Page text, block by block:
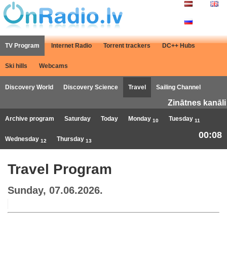
TV Program Internet Radio Torrent trackers DC++ Hubs
Ski hills Webcams
Discovery World Discovery Science Travel Sailing Channel
Zinātnes kanāli
Archive program Saturday Today Monday 10 Tuesday 11
Wednesday 12 Thursday 13
00:08
Travel Program
Sunday, 07.06.2026.